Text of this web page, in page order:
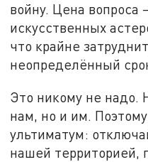
войну. Цена вопроса
искусственных
что крайне
неопределённый
Это никому не надо.
нам, но и им.
ультиматум:
нашей территорией,